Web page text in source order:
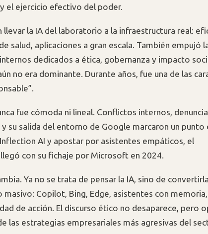
el ejercicio efectivo del poder.
llevar la IA del laboratorio a la infraestructura real:
salud, aplicaciones a gran escala. También empujó
dedicados a ética, gobernanza y impacto
no era dominante. Durante años, fue una de las
fue cómoda ni lineal. Conflictos internos,
su salida del entorno de Google marcaron un punto
AI y apostar por asistentes empáticos, el
con su fichaje por Microsoft en 2024.
Ya no se trata de pensar la IA, sino de
Copilot, Bing, Edge, asistentes con memoria,
de acción. El discurso ético no desaparece, pero
las estrategias empresariales más agresivas del